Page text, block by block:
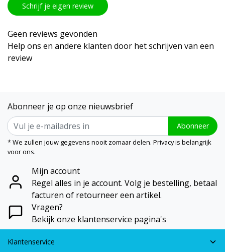
Schrijf je eigen review
Geen reviews gevonden
Help ons en andere klanten door het schrijven van een
review
Abonneer je op onze nieuwsbrief
Abonneer
* We zullen jouw gegevens nooit zomaar delen. Privacy is belangrijk
voor ons.
Mijn account
Regel alles in je account. Volg je bestelling, betaal
facturen of retourneer een artikel.
Vragen?
Bekijk onze klantenservice pagina's
Klantenservice